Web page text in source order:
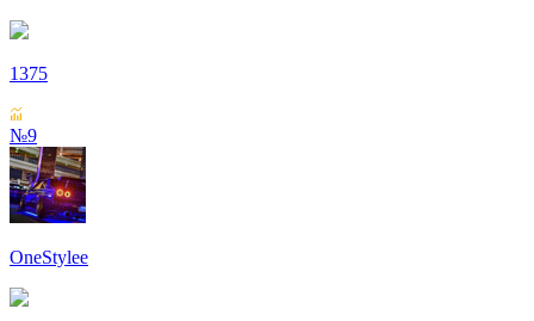
1375
№9
OneStylee